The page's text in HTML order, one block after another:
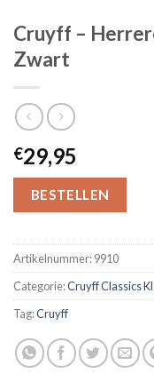
Cruyff –
Zwart
€29,95
BESTELLEN
Artikelnummer:9910
Categorie:Cruyff Classics
Tag:Cruyff